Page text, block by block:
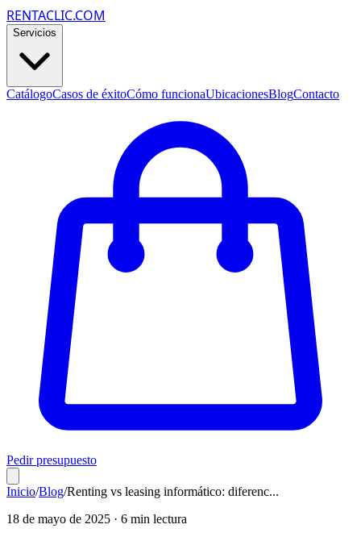
RENTACLIC.COM
Servicios
CatálogoCasos de éxitoCómo funcionaUbicacionesBlogContacto
Pedir presupuesto
Inicio/Blog/Renting vs leasing informático: diferenc...
18 de mayo de 2025 · 6 min lectura